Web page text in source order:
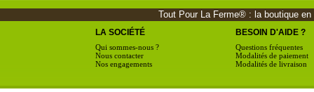
Tout Pour La Ferme® : la boutique
LA SOCIÉTÉ
Qui sommes-nous ?
Nous contacter
Nos engagements
BESOIN D'AIDE ?
Questions fréquentes
Modalités de paiement
Modalités de livraison